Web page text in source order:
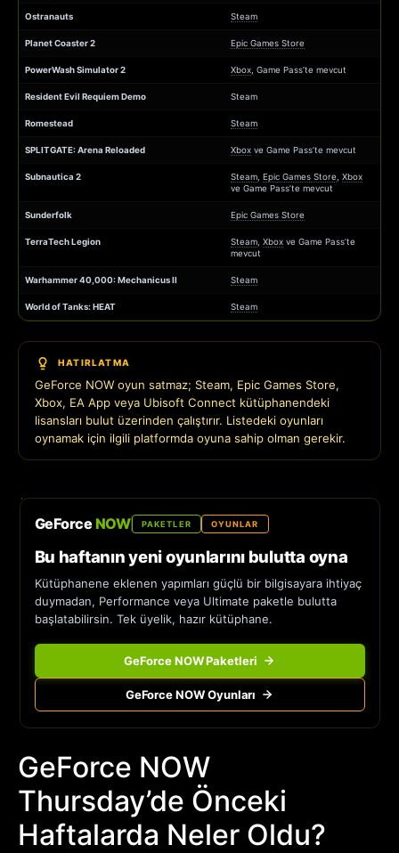
Ostranauts Steam
Planet Coaster 2 Epic Games Store
PowerWash Simulator 2 Xbox , Game Pass’te mevcut
Resident Evil Requiem Demo Steam
Romestead Steam
SPLITGATE: Arena Reloaded Xbox ve Game Pass’te mevcut
Subnautica 2 Steam Epic Games Store
Xbox
ve Game Pass’te mevcut
Sunderfolk Epic Games Store
TerraTech Legion Steam Xbox ve Game Pass’te
mevcut
Warhammer 40,000: Mechanicus II Steam
World of Tanks: HEAT Steam
HATIRLATMA
GeForce NOW oyun satmaz; Steam, Epic Games Store,
Xbox, EA App veya Ubisoft Connect kütüphanendeki
lisansları bulut üzerinden çalıştırır. Listedeki oyunları
oynamak için ilgili platformda oyuna sahip olman gerekir.
GeForce NOW PAKETLER OYUNLAR
Bu haftanın yeni oyunlarını bulutta oyna
Kütüphanene eklenen yapımları güçlü bir bilgisayara ihtiyaç
duymadan, Performance veya Ultimate paketle bulutta
başlatabilirsin. Tek üyelik, hazır kütüphane.
GeForce NOW Paketleri
GeForce NOW Oyunları
GeForce NOW
Thursday’de Önceki
Haftalarda Neler Oldu?